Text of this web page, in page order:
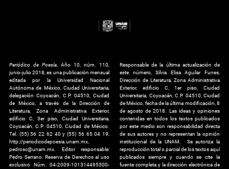
Periódico de Poesía , Año 10, núm. 110,
junio-julio 2018, es una publicación mensual
editada por la Universidad Nacional
Autónoma de México, Ciudad Universitaria,
delegación Coyoacán, C.P. 04510, Ciudad
de México, a través de la Dirección de
Literatura, Zona Administrativa Exterior,
edificio C, 3er piso, Ciudad Universitaria,
Coyoacán, C.P. 04510, Ciudad de México.
Tel. (55) 56 22 62 40 y (55) 56 65 04 19,
http://periodicodepoesia.unam.mx,
pedrosc@unam.mx. Editor responsable:
Pedro Serrano. Reserva de Derechos al uso
exclusivo Núm. 04-2009-101314495500-
Responsable de la última actualización de
este número, Silvia Elisa Aguilar Funes,
Dirección de Literatura, Zona Administrativa
Exterior, edificio C, 1er piso, Ciudad
Universitaria, Coyoacán, C.P. 04510, Ciudad
de México, fecha de la última modificación, 8
de agosto de 2018. Las ideas y opiniones
contenidas en todos los textos publicados
por este medio son responsabilidad directa
de sus autores y no representan la opinión
institucional de la UNAM. Se autoriza la
reproducción total o parcial de los textos aquí
publicados siempre y cuando se cite la
fuente completa y la dirección electrónica de